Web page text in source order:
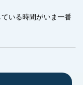
いる時間がいま一番